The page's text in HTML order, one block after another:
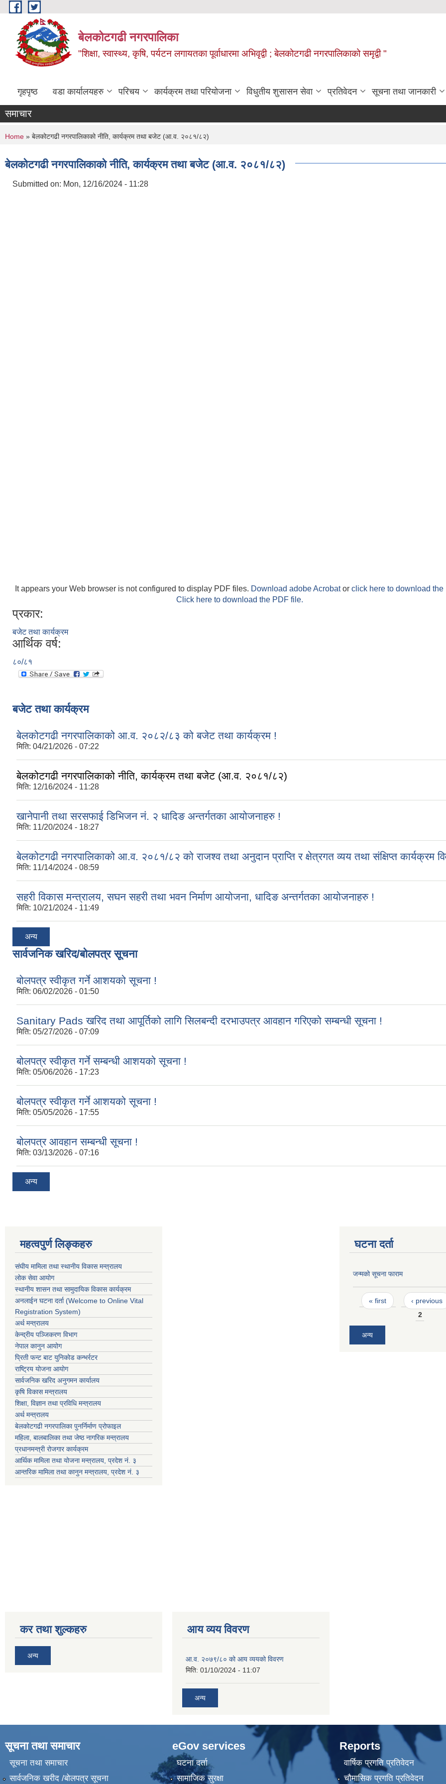
Skip to main content
बेलकोटगढी नगरपालिका
"शिक्षा, स्वास्थ्य, कृषि, पर्यटन लगायतका पूर्वाधारमा अभिवृद्वी ; बेलकोटगढी नगरपालिकाको समृद्वी "
गृहपृष्ठ वडा कार्यालयहरु परिचय कार्यक्रम तथा परियोजना विधुतीय शुसासन सेवा प्रतिवेदन सूचना तथा जानकारी
समाचार
You are here
Home » बेलकोटगढी नगरपालिकाको नीति, कार्यक्रम तथा बजेट (आ.व. २०८१/८२)
बेलकोटगढी नगरपालिकाको नीति, कार्यक्रम तथा बजेट (आ.व. २०८१/८२)
Submitted on: Mon, 12/16/2024 - 11:28
It appears your Web browser is not configured to display PDF files. Download adobe Acrobator click here to download the
Click here to download the PDF file.
प्रकार:
बजेट तथा कार्यक्रम
आर्थिक वर्ष:
८०/८१
बजेट तथा कार्यक्रम
बेलकोटगढी नगरपालिकाको आ.व. २०८२/८३ को बजेट तथा कार्यक्रम !
मिति: 04/21/2026 - 07:22
बेलकोटगढी नगरपालिकाको नीति, कार्यक्रम तथा बजेट (आ.व. २०८१/८२)
मिति: 12/16/2024 - 11:28
खानेपानी तथा सरसफाई डिभिजन नं. २ धादिङ अन्तर्गतका आयोजनाहरु !
मिति: 11/20/2024 - 18:27
बेलकोटगढी नगरपालिकाको आ.व. २०८१/८२ को राजश्व तथा अनुदान प्राप्ति र क्षेत्रगत व्यय तथा संक्षिप्त कार्यक्रम
मिति: 11/14/2024 - 08:59
सहरी विकास मन्त्रालय, सघन सहरी तथा भवन निर्माण आयोजना, धादिङ अन्तर्गतका आयोजनाहरु !
मिति: 10/21/2024 - 11:49
अन्य
सार्वजनिक खरिद/बोलपत्र सूचना
बोलपत्र स्वीकृत गर्ने आशयको सूचना !
मिति: 06/02/2026 - 01:50
Sanitary Pads खरिद तथा आपूर्तिको लागि सिलबन्दी दरभाउपत्र आवहान गरिएको सम्बन्धी सूचना !
मिति: 05/27/2026 - 07:09
बोलपत्र स्वीकृत गर्ने सम्बन्धी आशयको सूचना !
मिति: 05/06/2026 - 17:23
बोलपत्र स्वीकृत गर्ने आशयको सूचना !
मिति: 05/05/2026 - 17:55
बोलपत्र आवहान सम्बन्धी सूचना !
मिति: 03/13/2026 - 07:16
अन्य
महत्वपुर्ण लिङ्कहरु
संघीय मामिला तथा स्थानीय विकास मन्त्रालय
लोक सेवा आयोग
स्थानीय शासन तथा सामुदायिक विकास कार्यक्रम
अनलाईन घटना दर्ता (Welcome to Online Vital
Registration System)
अर्थ मन्त्रालय
केन्द्रीय पञ्जिकरण विभाग
नेपाल कानुन आयोग
प्रिती फन्ट बाट युनिकोड कन्भर्रटर
राष्ट्रिय योजना आयोग
सार्वजनिक खरिद अनुगमन कार्यालय
कृषि विकास मन्त्रालय
शिक्षा, विज्ञान तथा प्रविधि मन्त्रालय
अर्थ मन्त्रालय
बेलकोटगढी नगरपालिका पुनर्निर्माण प्रोफाइल
महिला, बालबालिका तथा जेष्ठ नागरिक मन्त्रालय
प्रधानमन्त्री रोजगार कार्यक्रम
आर्थिक मामिला तथा योजना मन्त्रालय, प्रदेश नं. ३
आन्तरिक मामिला तथा कानुन मन्त्रालय, प्रदेश नं. ३
घटना दर्ता
जन्मको सूचना फाराम
Pages
« first
‹ previous
2
अन्य
कर तथा शुल्कहरु
अन्य
आय व्यय विवरण
आ.व. २०७९/८० को आय व्ययको विवरण
मिति: 01/10/2024 - 11:07
अन्य
सूचना तथा समाचार
सूचना तथा समाचार
सार्वजनिक खरीद /बोलपत्र सूचना
eGov services
घटना दर्ता
सामाजिक सुरक्षा
Reports
वार्षिक प्रगति प्रतिवेदन
चौमासिक प्रगति प्रतिवेदन